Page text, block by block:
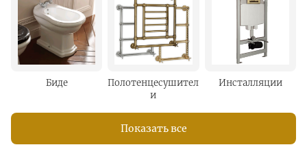
Биде
Полотенцесушител
и
Инсталляции
Показать все